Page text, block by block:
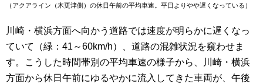
（アクアライン（木更津側）の休日午前の平均車速。平日よりやや遅くなっている）
川崎・横浜方面へ向かう道路では速度が明らかに遅くなっ
ていて（緑：41～60km/h）、道路の混雑状況を窺わせま
す。こうした時間帯別の平均車速の様子から、川崎・横浜
方面から休日午前にゆるやかに流入してきた車両が、午後